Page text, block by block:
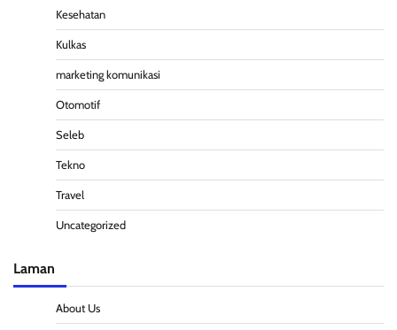
Kesehatan
Kulkas
marketing komunikasi
Otomotif
Seleb
Tekno
Travel
Uncategorized
Laman
About Us